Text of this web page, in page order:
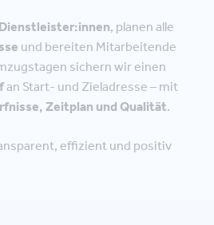
Dienstleister:innen, planen alle
und bereiten Mitarbeitende
sichern wir einen
an Start- und Zieladresse – mit
Zeitplan und Qualität.
effizient und positiv